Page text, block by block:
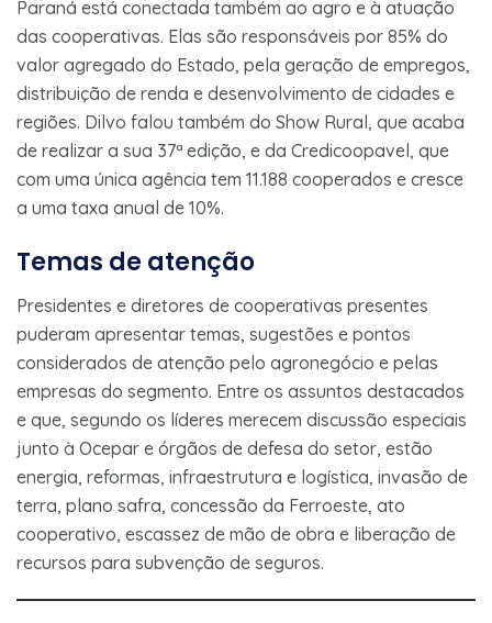
Paraná está conectada também ao agro e à atuação
das cooperativas. Elas são responsáveis por 85% do
valor agregado do Estado, pela geração de empregos,
distribuição de renda e desenvolvimento de cidades e
regiões. Dilvo falou também do Show Rural, que acaba
de realizar a sua 37ª edição, e da Credicoopavel, que
com uma única agência tem 11.188 cooperados e cresce
a uma taxa anual de 10%.
Temas de atenção
Presidentes e diretores de cooperativas presentes
puderam apresentar temas, sugestões e pontos
considerados de atenção pelo agronegócio e pelas
empresas do segmento. Entre os assuntos destacados
e que, segundo os líderes merecem discussão especiais
junto à Ocepar e órgãos de defesa do setor, estão
energia, reformas, infraestrutura e logística, invasão de
terra, plano safra, concessão da Ferroeste, ato
cooperativo, escassez de mão de obra e liberação de
recursos para subvenção de seguros.